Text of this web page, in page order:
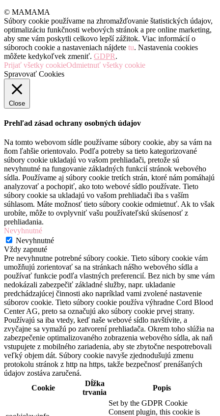
© MAMAMA
Súbory cookie používame na zhromažďovanie štatistických údajov,
optimalizáciu funkčnosti webových stránok a pre online marketing,
aby sme vám poskytli celkovo lepší zážitok. Viac informácií o
súboroch cookie a nastaveniach nájdete tu. Nastavenia cookies
môžete kedykoľvek zmeniť. GDPR.
Prijať všetky cookieOdmietnuť všetky cookie
Spravovať Cookies
Close
Prehľad zásad ochrany osobných údajov
Na tomto webovom sídle používame súbory cookie, aby sa vám na
ňom ľahšie orientovalo. Podľa potreby sa tieto kategorizované
súbory cookie ukladajú vo vašom prehliadači, pretože sú
nevyhnutné na fungovanie základných funkcií stránok webového
sídla. Používame aj súbory cookie tretích strán, ktoré nám pomáhajú
analyzovať a pochopiť, ako toto webové sídlo používate. Tieto
súbory cookie sa ukladajú vo vašom prehliadači iba s vaším
súhlasom. Máte možnosť tieto súbory cookie odmietnuť. Ak to však
urobíte, môže to ovplyvniť vašu používateľskú skúsenosť z
prehliadania.
Nevyhnutné
Nevyhnutné
Vždy zapnuté
Pre nevyhnutne potrebné súbory cookie. Tieto súbory cookie vám
umožňujú zorientovať sa na stránkach nášho webového sídla a
používať funkcie podľa vlastných preferencií. Bez nich by sme vám
nedokázali zabezpečiť základné služby, napr. ukladanie
predchádzajúcej činnosti ako napríklad vami zvolené nastavenie
súborov cookie. Tieto súbory cookie používa výhradne Cord Blood
Center AG, preto sa označujú ako súbory cookie prvej strany.
Používajú sa iba vtedy, keď naše webové sídlo navštívite, a
zvyčajne sa vymažú po zatvorení prehliadača. Okrem toho slúžia na
zabezpečenie optimalizovaného zobrazenia webového sídla, ak naň
vstupujete z mobilného zariadenia, aby ste zbytočne nespotrebovali
veľký objem dát. Súbory cookie navyše zjednodušujú zmenu
protokolu stránok z http na https, takže bezpečnosť prenášaných
údajov zostáva zaručená.
Cookie
Dĺžka
trvania
Popis
Set by the GDPR Cookie
Consent plugin, this cookie is